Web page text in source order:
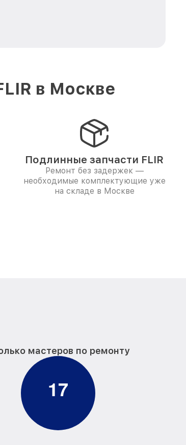
в Москве
Подлинные запчасти FLIR
Ремонт без задержек —
необходимые комплектующие уже
на складе в Москве
мастеров по ремонту
17